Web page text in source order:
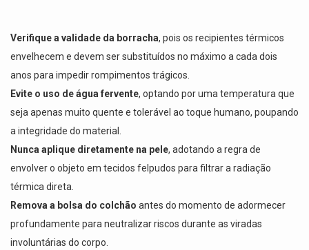
Verifique a validade da borracha, pois os recipientes térmicos
envelhecem e devem ser substituídos no máximo a cada dois
anos para impedir rompimentos trágicos.
Evite o uso de água fervente, optando por uma temperatura que
seja apenas muito quente e tolerável ao toque humano, poupando
a integridade do material.
Nunca aplique diretamente na pele, adotando a regra de
envolver o objeto em tecidos felpudos para filtrar a radiação
térmica direta.
Remova a bolsa do colchão antes do momento de adormecer
profundamente para neutralizar riscos durante as viradas
involuntárias do corpo.